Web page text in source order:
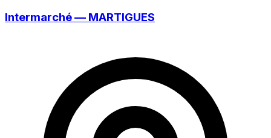
Intermarché — MARTIGUES